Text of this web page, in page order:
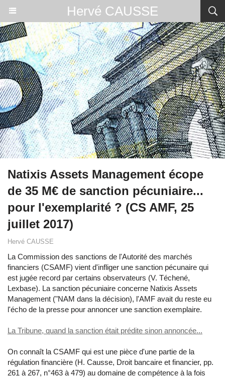
Hervé CAUSSE
Natixis Assets Management écope
de 35 M€ de sanction pécuniaire...
pour l'exemplarité ? (CS AMF, 25
juillet 2017)
Hervé CAUSSE
La Commission des sanctions de l'Autorité des marchés
financiers (CSAMF) vient d'infliger une sanction pécunaire qui
est jugée record par certains observateurs (V. Téchené,
Lexbase). La sanction pécuniaire concerne Natixis Assets
Management ("NAM dans la décision), l'AMF avait du reste eu
l'écho de la presse pour annoncer une sanction exemplaire.
La Tribune, quand la sanction était prédite sinon annoncée...
On connaît la CSAMF qui est une pièce d'une partie de la
régulation financière (H. Causse, Droit bancaire et financier, pp.
261 à 267, n°463 à 479) au domaine de compétence à la fois